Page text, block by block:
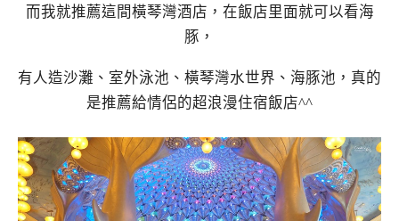
而我就推薦這間橫琴灣酒店，在飯店里面就可以看海
豚，
有人造沙灘、室外泳池、橫琴灣水世界、海豚池，真的
是推薦給情侶的超浪漫住宿飯店^^